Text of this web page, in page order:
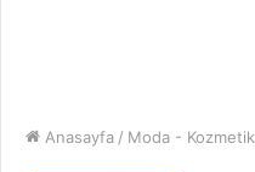
Anasayfa / Moda - Kozmetik